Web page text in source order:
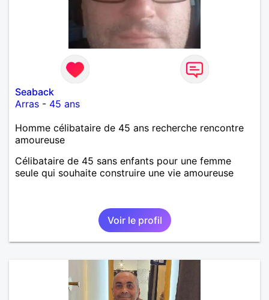
Seaback
Arras - 45 ans
Homme célibataire de 45 ans recherche rencontre
amoureuse
Célibataire de 45 sans enfants pour une femme
seule qui souhaite construire une vie amoureuse
Voir le profil